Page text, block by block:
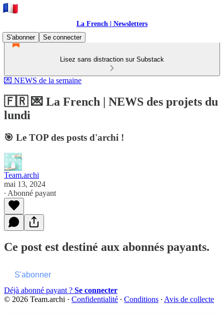
La French | Newsletters
S'abonner
Se connecter
Lisez sans distraction sur Substack
💌 NEWS de la semaine
🇫🇷 💌 La French | NEWS des projets du
lundi
🎯 Le TOP des posts d'archi !
Team.archi
mai 13, 2024
∙ Abonné payant
Ce post est destiné aux abonnés payants.
S'abonner
Déjà abonné payant ? Se connecter
© 2026 Team.archi · Confidentialité ∙ Conditions ∙ Avis de collecte